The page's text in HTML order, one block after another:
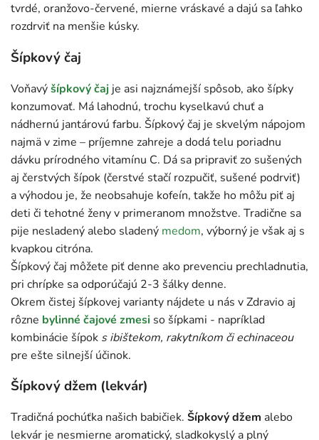
tvrdé, oranžovo-červené, mierne vráskavé a dajú sa ľahko
rozdrviť na menšie kúsky.
Šípkový čaj
Voňavýšípkový čaj je asi najznámejší spôsob, ako šípky
konzumovať. Má lahodnú, trochu kyselkavú chuť a
nádhernú jantárovú farbu. Šípkový čaj je skvelým nápojom
najmä v zime – príjemne zahreje a dodá telu poriadnu
dávku prírodného vitamínu C. Dá sa pripraviť zo sušených
aj čerstvých šípok (čerstvé stačí rozpučiť, sušené podrviť)
a výhodou je, že neobsahuje kofeín, takže ho môžu piť aj
deti či tehotné ženy v primeranom množstve. Tradične sa
pije nesladený alebo sladený medom, výborný je však aj s
kvapkou citróna.
Šípkový čaj môžete piť denne ako prevenciu prechladnutia,
pri chrípke sa odporúčajú 2-3 šálky denne.
Okrem čistej šípkovej varianty nájdete u nás v Zdravio aj
rôzne bylinné čajové zmesi so šípkami - napríklad
kombinácie šípok s ibištekom, rakytníkom či echinaceou
pre ešte silnejší účinok.
Šípkový džem (lekvár)
Tradičná pochúťka našich babičiek. Šípkový džem alebo
lekvár je nesmierne aromatický, sladkokyslý a plný